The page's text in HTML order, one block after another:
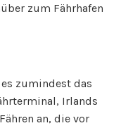
zum Fährhafen
zumindest das
Irlands
an, die vor